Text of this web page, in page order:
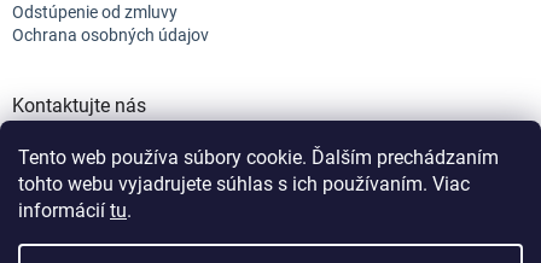
Tento web používa súbory cookie. Ďalším prechádzaním
tohto webu vyjadrujete súhlas s ich používaním. Viac
informácií tu.
Odstúpenie od zmluvy
Ochrana osobných údajov
Kontaktujte nás
+421 944 682 154
info@efix.top